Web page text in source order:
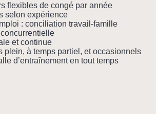
flexibles de congé par année
selon expérience
: conciliation travail-famille
et continue
plein, à temps partiel, et occasionnels
d’entraînement en tout temps